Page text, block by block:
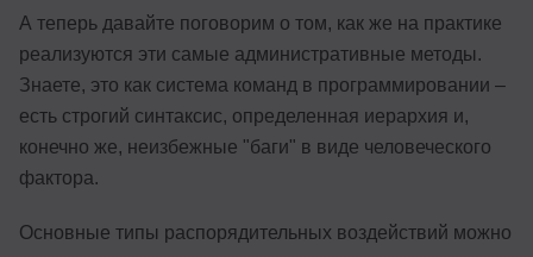
А теперь давайте поговорим о том, как же на практике
реализуются эти самые административные методы.
Знаете, это как система команд в программировании –
есть строгий синтаксис, определенная иерархия и,
конечно же, неизбежные "баги" в виде человеческого
фактора.
Основные типы распорядительных воздействий можно